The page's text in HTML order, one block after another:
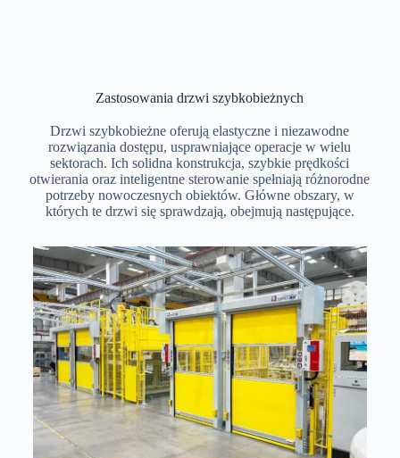
Zastosowania drzwi szybkobieżnych
Drzwi szybkobieżne oferują elastyczne i niezawodne
rozwiązania dostępu, usprawniające operacje w wielu
sektorach. Ich solidna konstrukcja, szybkie prędkości
otwierania oraz inteligentne sterowanie spełniają różnorodne
potrzeby nowoczesnych obiektów. Główne obszary, w
których te drzwi się sprawdzają, obejmują następujące.